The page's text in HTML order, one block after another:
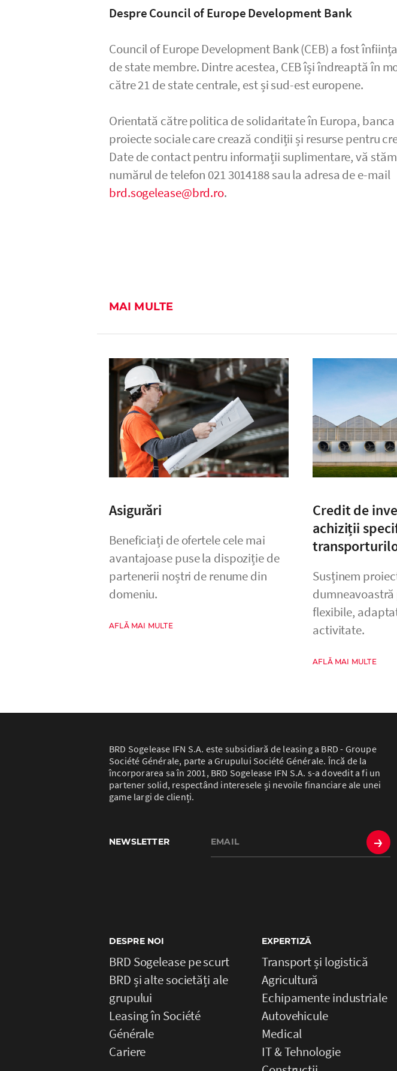
Despre Council of Europe Development Bank
Council of Europe Development Bank (CEB) a fost
de state membre. Dintre acestea, CEB își îndreaptă în
către 21 de state centrale, est și sud-est europene.
Orientată către politica de solidaritate în Europa,
proiecte sociale care crează condiții și resurse pentru
Date de contact pentru informații suplimentare, vă
numărul de telefon 021 3014188 sau la adresa de e-mail
brd.sogelease@brd.ro.
MAI MULTE
Asigurări
Beneficiați de ofertele cele mai
avantajoase puse la dispoziție de
partenerii noștri de renume din
domeniu.
AFLĂ MAI MULTE
Credit de
achiziții
Susținem
flexibile,
activitate.
AFLĂ MAI MULTE
BRD Sogelease IFN S.A. este subsidiară de leasing a BRD - Groupe
Société Générale, parte a Grupului Société Générale. Încă de la
încorporarea sa în 2001, BRD Sogelease IFN S.A. s-a dovedit a fi un
partener solid, respectând interesele și nevoile financiare ale unei
game largi de clienți.
NEWSLETTER →
DESPRE NOI
BRD Sogelease pe scurt
BRD și alte societăți ale
grupului
Leasing în Société
Générale
Cariere
EXPERTIZĂ
Transport și logistică
Agricultură
Echipamente industriale
Autovehicule
Medical
IT & Tehnologie